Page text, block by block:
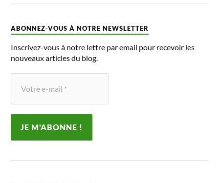
ABONNEZ-VOUS À NOTRE NEWSLETTER
Inscrivez-vous à notre lettre par email pour recevoir les
nouveaux articles du blog.